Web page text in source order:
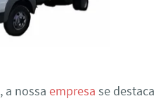
, a nossaempresa se destaca